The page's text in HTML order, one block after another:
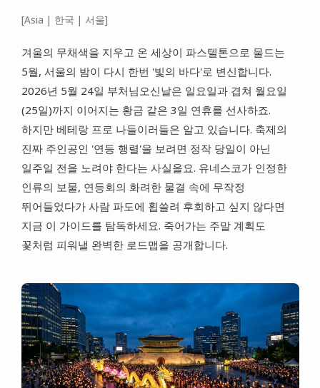
이탈리아
스위스
스페인
[Asia | 한국 | 서울]
겨울의 무채색을 지우고 온 세상이 파스텔톤으로 물드는
5월, 서울의 밤이 다시 한번 '빛의 바다'로 변신합니다.
2026년 5월 24일 부처님오신날은 일요일과 겹쳐 월요일
(25일)까지 이어지는 황금 같은 3일 연휴를 선사하죠.
하지만 베테랑 프로 나들이러들은 알고 있습니다. 축제의
진짜 주인공인 '연등 행렬'을 보려면 정작 당일이 아닌
일주일 전을 노려야 한다는 사실을요. 유네스코가 인정한
인류의 보물, 연등회의 화려한 물결 속에 무작정
뛰어들었다가 사람 파도에 휩쓸려 후회하고 싶지 않다면
지금 이 가이드를 탐독하세요. 죽어가는 주말 계획도
꽃처럼 피워낼 완벽한 로드맵을 공개합니다.